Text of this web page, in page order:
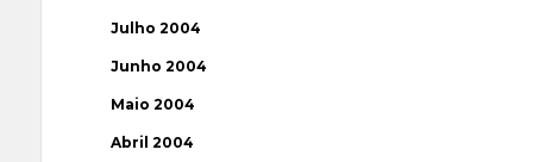
Julho 2004
Junho 2004
Maio 2004
Abril 2004